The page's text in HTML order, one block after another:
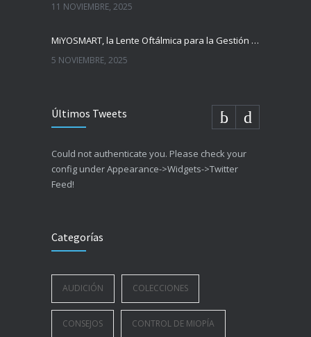
11 NOVIEMBRE, 2025
MiYOSMART, la Lente Oftálmica para la Gestión de la Miopía Infantil
5 NOVIEMBRE, 2025
Últimos Tweets
Could not authenticate you. Please check your
config under Appearance->Widgets->Twitter
Feed!
Categorías
AUDICIÓN COLECCIONES
CONSEJOS CONTROL DE MIOPÍA